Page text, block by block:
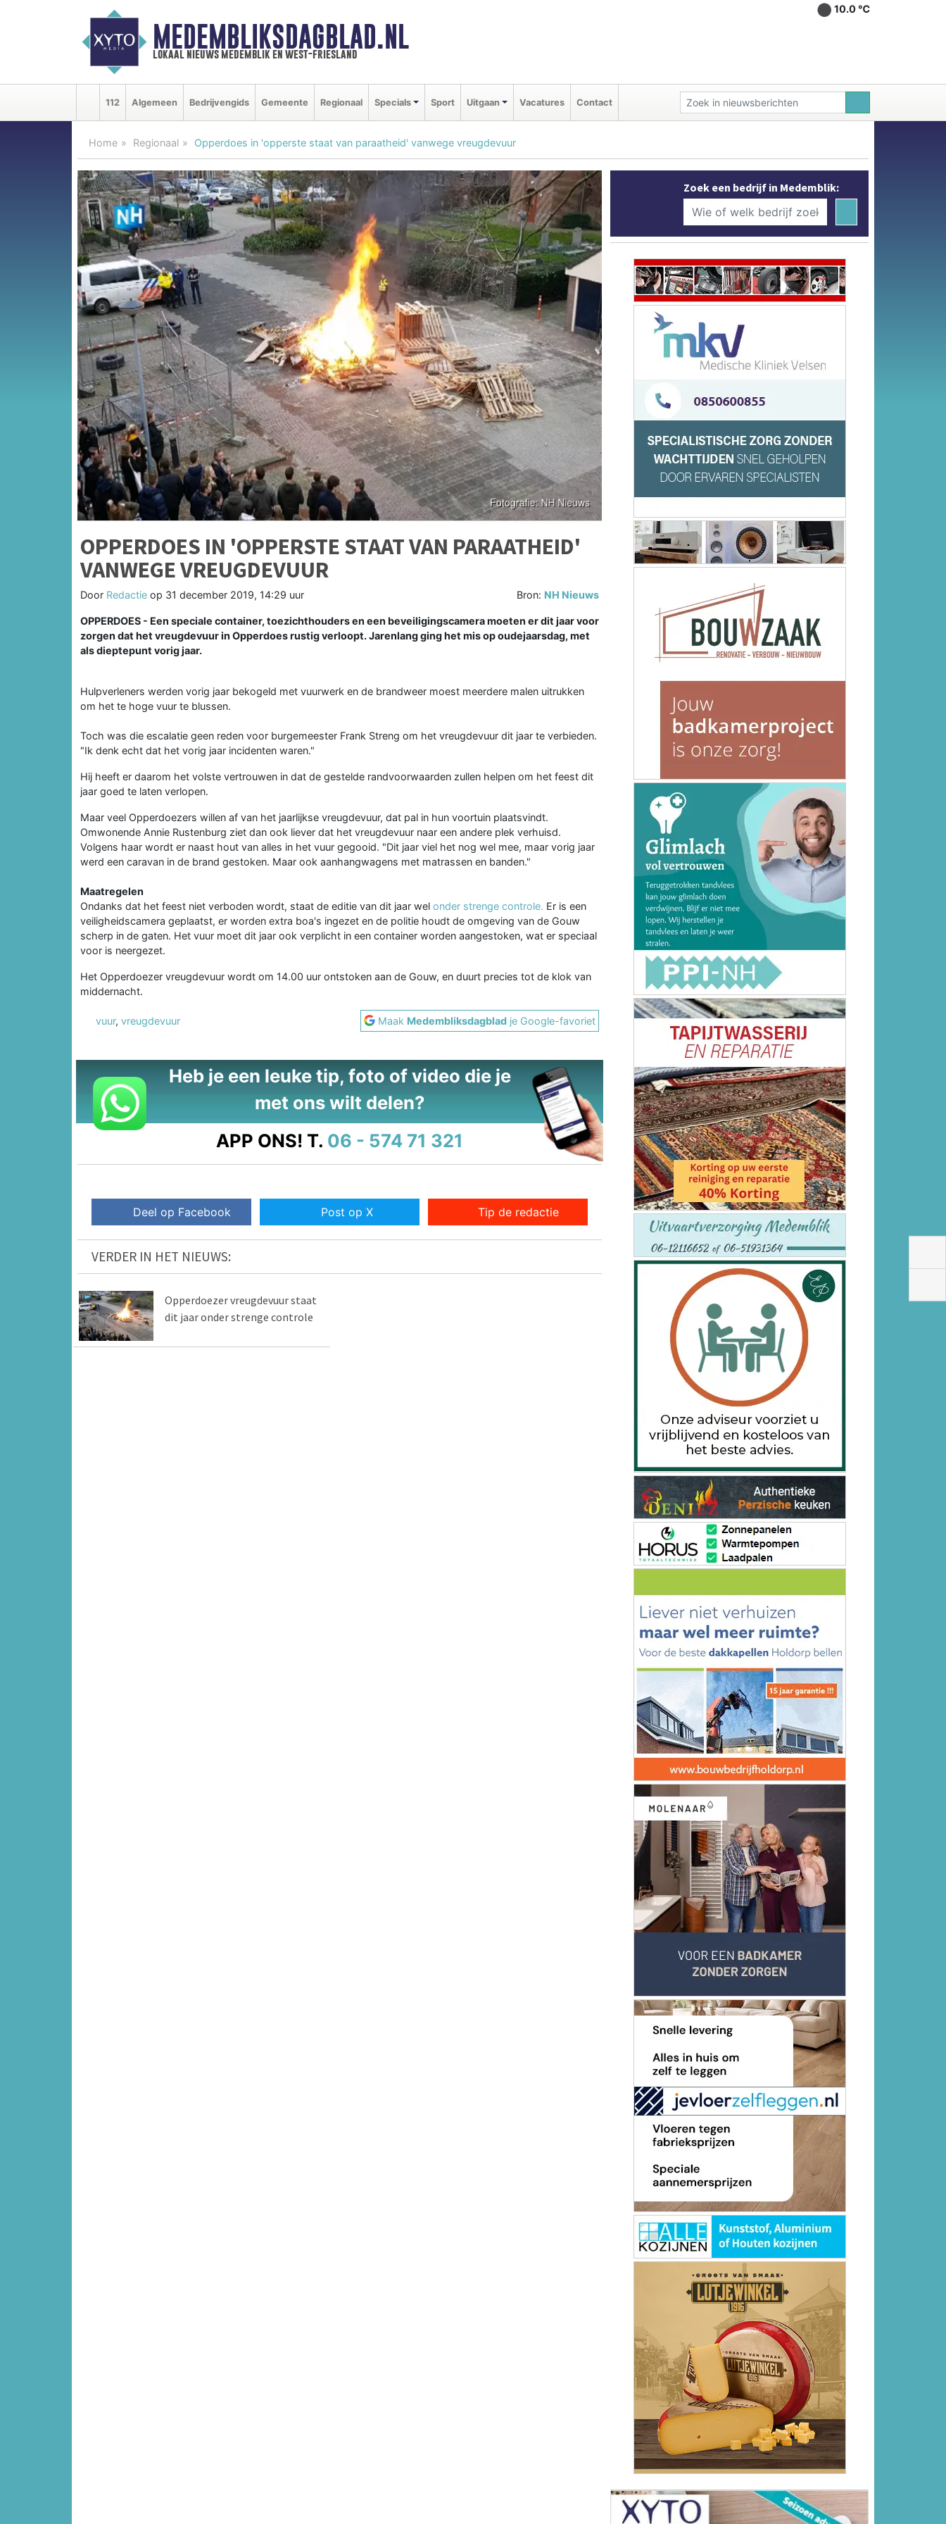
MEDEMBLIKSDAGBLAD.NL
lokaal nieuws medemblik en west-friesland
10.0 ℃
112 Algemeen Bedrijvengids Gemeente Regionaal Specials Sport Uitgaan Vacatures Contact
Home Regionaal Opperdoes in 'opperste staat van paraatheid' vanwege vreugdevuur
OPPERDOES IN 'OPPERSTE STAAT VAN PARAATHEID'
VANWEGE VREUGDEVUUR
Door Redactie op 31 december 2019, 14:29 uur Bron: NH Nieuws
OPPERDOES - Een speciale container, toezichthouders en een beveiligingscamera moeten er dit jaar voor
zorgen dat het vreugdevuur in Opperdoes rustig verloopt. Jarenlang ging het mis op oudejaarsdag, met
als dieptepunt vorig jaar.
Hulpverleners werden vorig jaar bekogeld met vuurwerk en de brandweer moest meerdere malen uitrukken
om het te hoge vuur te blussen.
Toch was die escalatie geen reden voor burgemeester Frank Streng om het vreugdevuur dit jaar te verbieden.
"Ik denk echt dat het vorig jaar incidenten waren."
Hij heeft er daarom het volste vertrouwen in dat de gestelde randvoorwaarden zullen helpen om het feest dit
jaar goed te laten verlopen.
Maar veel Opperdoezers willen af van het jaarlijkse vreugdevuur, dat pal in hun voortuin plaatsvindt.
Omwonende Annie Rustenburg ziet dan ook liever dat het vreugdevuur naar een andere plek verhuisd.
Volgens haar wordt er naast hout van alles in het vuur gegooid. "Dit jaar viel het nog wel mee, maar vorig jaar
werd een caravan in de brand gestoken. Maar ook aanhangwagens met matrassen en banden."
Maatregelen
Ondanks dat het feest niet verboden wordt, staat de editie van dit jaar wel onder strenge controle. Er is een
veiligheidscamera geplaatst, er worden extra boa's ingezet en de politie houdt de omgeving van de Gouw
scherp in de gaten. Het vuur moet dit jaar ook verplicht in een container worden aangestoken, wat er speciaal
voor is neergezet.
Het Opperdoezer vreugdevuur wordt om 14.00 uur ontstoken aan de Gouw, en duurt precies tot de klok van
middernacht.
vuur, vreugdevuur Maak Medembliksdagblad je Google-favoriet
Heb je een leuke tip, foto of video die je
met ons wilt delen?
APP ONS! T. 06 - 574 71 321
Deel op Facebook Post op X Tip de redactie
VERDER IN HET NIEUWS:
Opperdoezer vreugdevuur staat
dit jaar onder strenge controle
Zoek een bedrijf in Medemblik: